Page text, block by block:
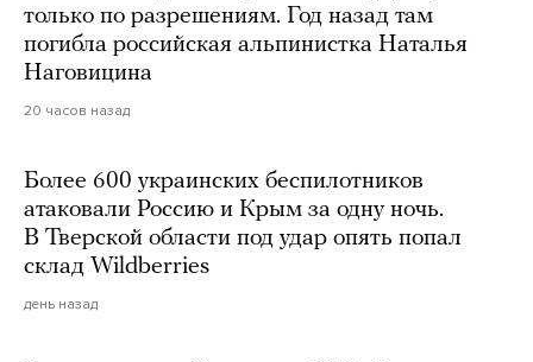
только по разрешениям. Год назад там
погибла российская альпинистка Наталья
Наговицина
20 часов назад
Более 600 украинских беспилотников
атаковали Россию и Крым за одну ночь.
В Тверской области под удар опять попал
склад Wildberries
день назад